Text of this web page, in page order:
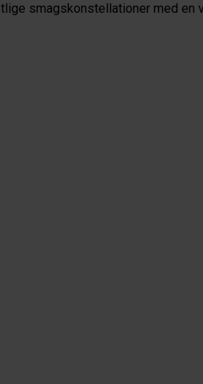
smagskonstellationer med en